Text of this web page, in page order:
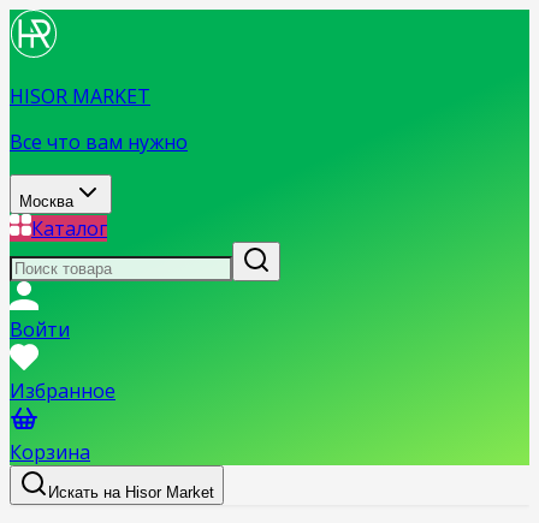
HISOR MARKET
Все что вам нужно
Москва
Каталог
Войти
Избранное
Корзина
Искать на Hisor Market